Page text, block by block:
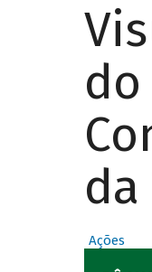
do
da
Ações